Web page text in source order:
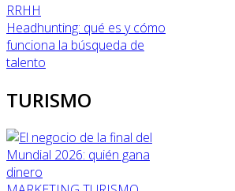
RRHH
Headhunting: qué es y cómo
funciona la búsqueda de
talento
TURISMO